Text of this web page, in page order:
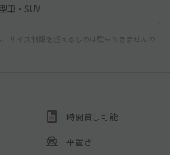
車・SUV
サイズ制限を超えるものは駐車できませんの
時間貸し可能
平置き